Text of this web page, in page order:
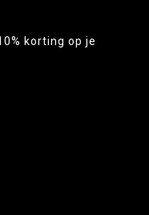
korting op je